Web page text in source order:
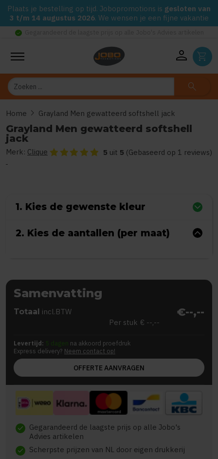
Plaats je bestelling op tijd. Jobopromotions is gesloten van
3 t/m 14 augustus 2026. We wensen je een fijne vakantie
check_circle
person shopping_cart
Zoeken search
Home chevron_right Grayland Men gewatteerd softshell jack
Grayland Men gewatteerd softshell
jack
Merk: Clique De beoordeling van dit product is5 van de 5
5 uit 5 (Gebaseerd op 1 reviews)
1. Kies de gewenste kleur
2. Kies de aantallen (per maat)
Samenvatting
Totaal incl.BTW €--,--
Per stuk € --,--
Levertijd: 5 dagen na akkoord proefdruk
Express delivery? Neem contact op!
OFFERTE AANVRAGEN
check Gegarandeerd de laagste prijs op alle Jobo's
Advies artikelen
check Scherpste prijzen van NL door eigen drukkerij